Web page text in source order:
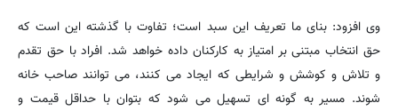
وی افزود: بنای ما تعریف این سبد است؛ تفاوت با گذشته این است که
حق انتخاب مبتنی بر امتیاز به کارکنان داده خواهد شد. افراد با حق تقدم
و تلاش و کوشش و شرایطی که ایجاد می کنند، می توانند صاحب خانه
شوند. مسیر به گونه ای تسهیل می شود که بتوان با حداقل قیمت و